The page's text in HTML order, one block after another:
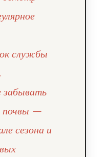
службы
забывать
почвы —
сезона и